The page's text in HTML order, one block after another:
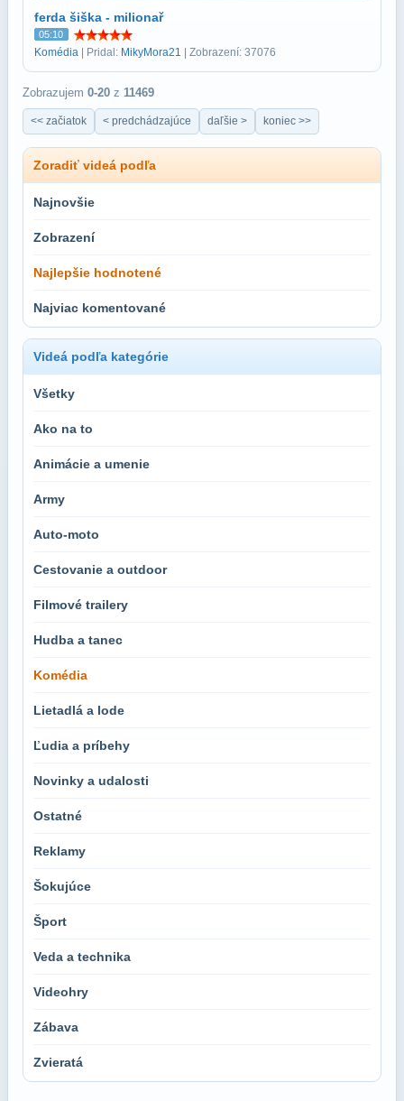
ferda šiška - milionař
05:10
Komédia | Pridal: MikyMora21 | Zobrazení: 37076
Zobrazujem 0-20 z 11469
<< začiatok < predchádzajúce daľšie > koniec >>
Zoradiť videá podľa
Najnovšie
Zobrazení
Najlepšie hodnotené
Najviac komentované
Videá podľa kategórie
Všetky
Ako na to
Animácie a umenie
Army
Auto-moto
Cestovanie a outdoor
Filmové trailery
Hudba a tanec
Komédia
Lietadlá a lode
Ľudia a príbehy
Novinky a udalosti
Ostatné
Reklamy
Šokujúce
Šport
Veda a technika
Videohry
Zábava
Zvieratá